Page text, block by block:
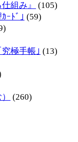
組み』
(105)
ｰﾄﾞ｣ (59)
極手帳｣ (13)
(260)